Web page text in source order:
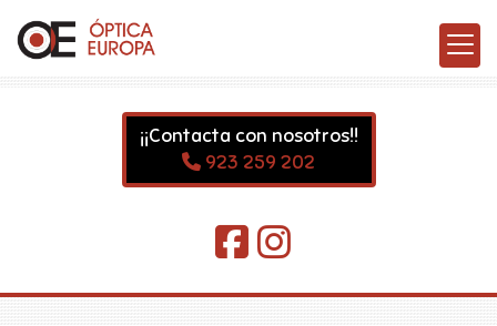
¡¡Contacta con nosotros!!
923 259 202